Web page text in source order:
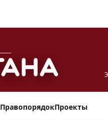
ПравопорядокПроекты